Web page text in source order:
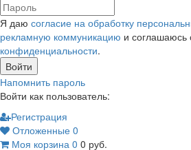
Я даю согласие на обработку
рекламную коммуникацию и соглашаюсь
конфиденциальности.
Войти
Напомнить пароль
Войти как пользователь:
Регистрация
Отложенные 0
Моя корзина 0 0 руб.